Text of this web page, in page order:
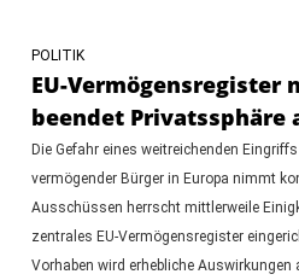
POLITIK
EU-Vermögensregister
beendet Privatssphäre
Die Gefahr eines weitreichenden
vermögender Bürger in Europa nimmt
Ausschüssen herrscht mittlerweile
zentrales EU-Vermögensregister
Vorhaben wird erhebliche Auswirkungen